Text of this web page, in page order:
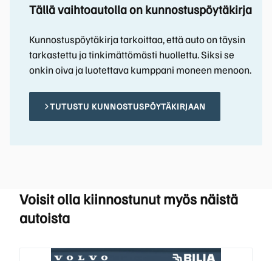
Tällä vaihtoautolla on kunnostuspöytäkirja
Kunnostuspöytäkirja tarkoittaa, että auto on täysin
tarkastettu ja tinkimättömästi huollettu. Siksi se
onkin oiva ja luotettava kumppani moneen menoon.
TUTUSTU KUNNOSTUSPÖYTÄKIRJAAN
Voisit olla kiinnostunut myös näistä
autoista